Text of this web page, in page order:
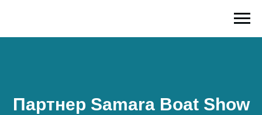
Партнер Samara Boat Show